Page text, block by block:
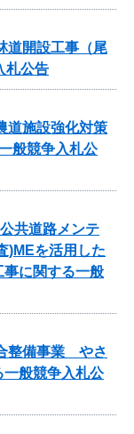
道開設工事（尾
札公告
道施設強化対策
般競争入札公
共道路メンテ
)MEを活用した
に関する一般
整備事業 やさ
般競争入札公